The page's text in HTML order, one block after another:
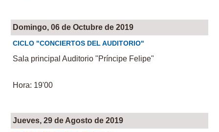
Domingo, 06 de Octubre de 2019
CICLO "CONCIERTOS DEL AUDITORIO"
Sala principal Auditorio "Príncipe Felipe"
Hora: 19'00
Jueves, 29 de Agosto de 2019